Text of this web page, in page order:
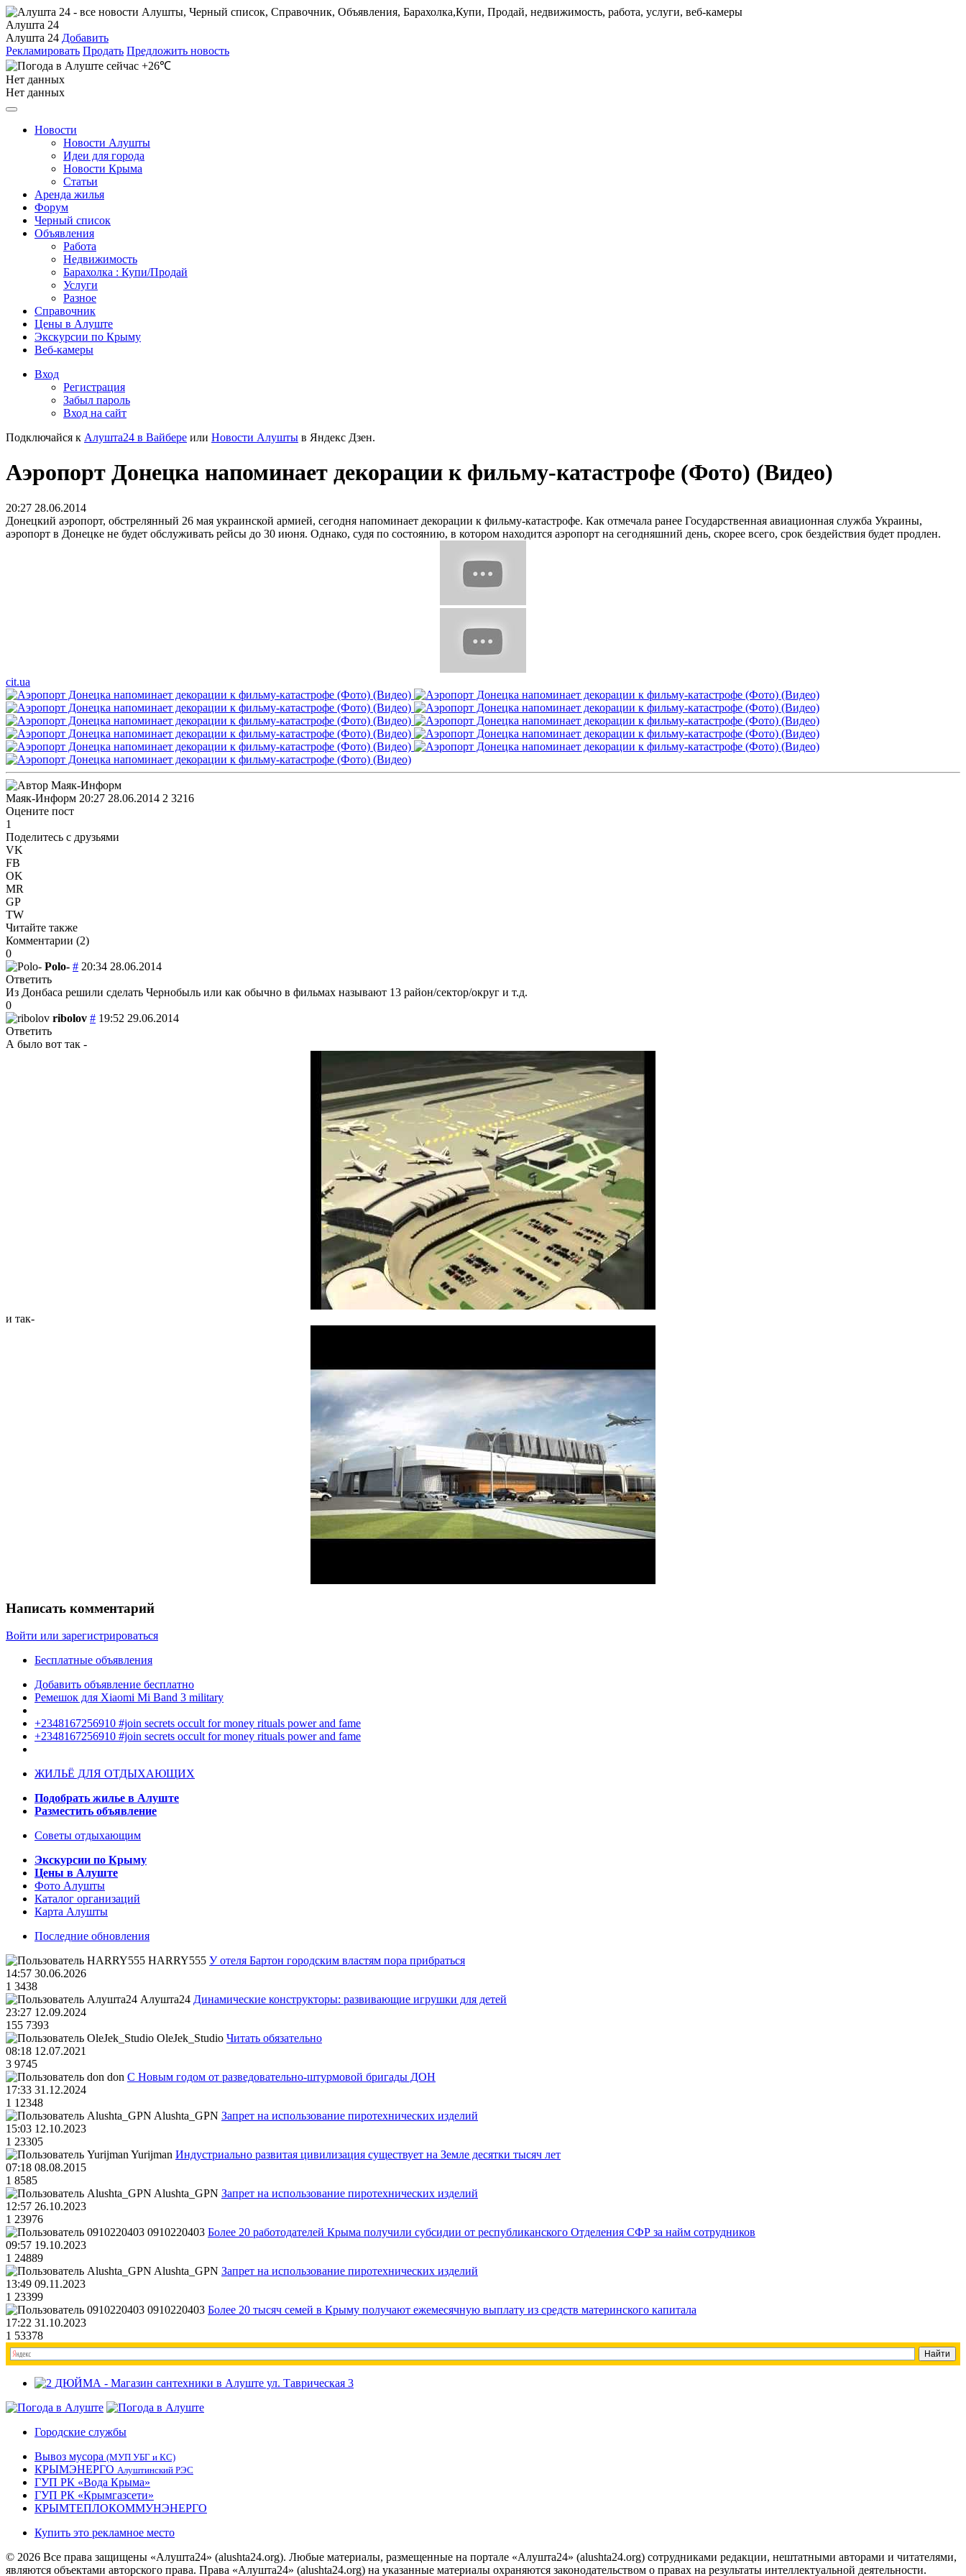
Алушта 24
Алушта 24 Добавить
Рекламировать Продать Предложить новость
+26℃
Нет данных
Нет данных
Новости
Новости Алушты
Идеи для города
Новости Крыма
Статьи
Аренда жилья
Форум
Черный список
Объявления
Работа
Недвижимость
Барахолка : Купи/Продай
Услуги
Разное
Справочник
Цены в Алуште
Экскурсии по Крыму
Веб-камеры
Вход
Регистрация
Забыл пароль
Вход на сайт
Подключайся к Алушта24 в Вайбере или Новости Алушты в Яндекс Дзен.
Аэропорт Донецка напоминает декорации к фильму-катастрофе (Фото) (Видео)
20:27 28.06.2014
Донецкий аэропорт, обстрелянный 26 мая украинской армией, сегодня напоминает декорации к фильму-катастрофе. Как отмечала ранее Государственная авиационная служба Украины,
аэропорт в Донецке не будет обслуживать рейсы до 30 июня. Однако, судя по состоянию, в котором находится аэропорт на сегодняшний день, скорее всего, срок бездействия будет продлен.
cit.ua
Маяк-Информ 20:27 28.06.2014 2 3216
Оцените пост
1
Поделитесь с друзьями
VK
FB
OK
MR
GP
TW
Читайте также
Комментарии (2)
0
Polo- # 20:34 28.06.2014
Ответить
Из Донбаса решили сделать Чернобыль или как обычно в фильмах называют 13 район/сектор/округ и т.д.
0
ribolov # 19:52 29.06.2014
Ответить
А было вот так -
и так-
Написать комментарий
Войти или зарегистрироваться
Бесплатные объявления
Добавить объявление бесплатно
Ремешок для Xiaomi Mi Band 3 military
+2348167256910 #join secrets occult for money rituals power and fame
+2348167256910 #join secrets occult for money rituals power and fame
ЖИЛЬЁ ДЛЯ ОТДЫХАЮЩИХ
Подобрать жилье в Алуште
Разместить объявление
Советы отдыхающим
Экскурсии по Крыму
Цены в Алуште
Фото Алушты
Каталог организаций
Карта Алушты
Последние обновления
HARRY555 У отеля Бартон городским властям пора прибраться
14:57 30.06.2026
1 3438
Алушта24 Динамические конструкторы: развивающие игрушки для детей
23:27 12.09.2024
155 7393
OleJek_Studio Читать обязательно
08:18 12.07.2021
3 9745
don С Новым годом от разведовательно-штурмовой бригады ДОН
17:33 31.12.2024
1 12348
Alushta_GPN Запрет на использование пиротехнических изделий
15:03 12.10.2023
1 23305
Yurijman Индустриально развитая цивилизация существует на Земле десятки тысяч лет
07:18 08.08.2015
1 8585
Alushta_GPN Запрет на использование пиротехнических изделий
12:57 26.10.2023
1 23976
0910220403 Более 20 работодателей Крыма получили субсидии от республиканского Отделения СФР за найм сотрудников
09:57 19.10.2023
1 24889
Alushta_GPN Запрет на использование пиротехнических изделий
13:49 09.11.2023
1 23399
0910220403 Более 20 тысяч семей в Крыму получают ежемесячную выплату из средств материнского капитала
17:22 31.10.2023
1 53378
Городские службы
Вывоз мусора (МУП УБГ и КС)
КРЫМЭНЕРГО Алуштинский РЭС
ГУП РК «Вода Крыма»
ГУП РК «Крымгазсети»
КРЫМТЕПЛОКОММУНЭНЕРГО
Купить это рекламное место
© 2026 Все права защищены «Алушта24» (alushta24.org). Любые материалы, размещенные на портале «Алушта24» (alushta24.org) сотрудниками редакции, нештатными авторами и читателями,
являются объектами авторского права. Права «Алушта24» (alushta24.org) на указанные материалы охраняются законодательством о правах на результаты интеллектуальной деятельности.